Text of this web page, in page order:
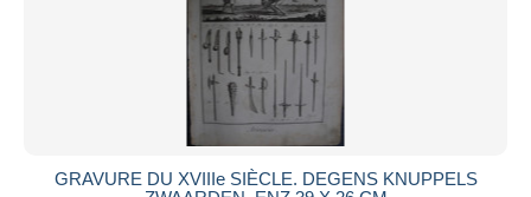
GRAVURE DU XVIIIe SIÈCLE. DEGENS KNUPPELS